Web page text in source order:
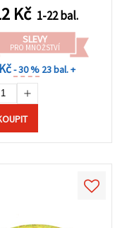
Kč 1-22 bal.
SLEVY
PRO MNOŽSTVÍ
- 30 % 23 bal. +